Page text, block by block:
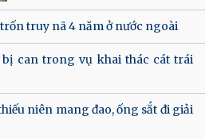
truy nã 4 năm ở nước ngoài
can trong vụ khai thác cát trái
niên mang đao, ống sắt đi giải